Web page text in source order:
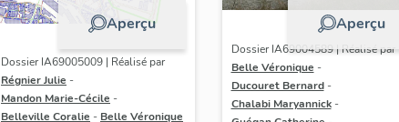
Aperçu
Dossier IA69005009 | Réalisé par
Régnier Julie -
Mandon Marie-Cécile -
Belleville Coralie - Belle Véronique
Aperçu
Dossier IA69004589 | Réalisé par
Belle Véronique -
Ducouret Bernard -
Chalabi Maryannick -